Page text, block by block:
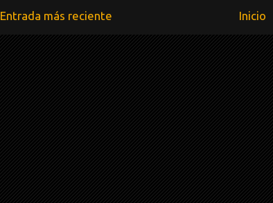
Entrada más reciente Inicio